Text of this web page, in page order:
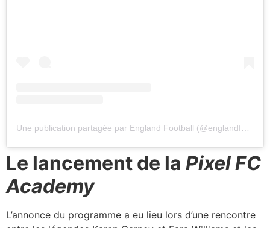
Le lancement de la Pixel FC
Academy
L’annonce du programme a eu lieu lors d’une rencontre